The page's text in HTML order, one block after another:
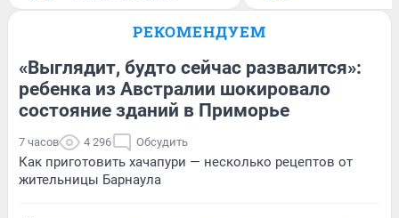
РЕКОМЕНДУЕМ
«Выглядит, будто сейчас развалится»:
ребенка из Австралии шокировало
состояние зданий в Приморье
7 часов 4 296 Обсудить
Как приготовить хачапури — несколько рецептов от
жительницы Барнаула